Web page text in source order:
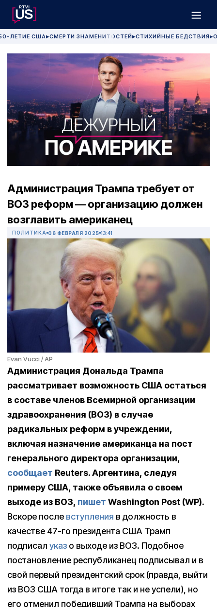
ЛЕТИЕ США▶СМЕРТИ ЗНАМЕНИТОСТЕЙ▶СТИХИЙНЫЕ БЕДСТВИЯ▶
Администрация Трампа требует от
ВОЗ реформ — организацию должен
возглавить американец
ПОЛИТИКА 06 ФЕВРАЛЯ 2025 13:41
Evan Vucci / AP
Администрация Дональда Трампа
рассматривает возможность США остаться
в составе членов Всемирной организации
здравоохранения (ВОЗ) в случае
радикальных реформ в учреждении,
включая назначение американца на пост
генерального директора организации,
сообщает Reuters. Аргентина, следуя
примеру США, также объявила о своем
выходе из ВОЗ, пишет Washington Post (WP).
Вскоре после вступления в должность в
качестве 47-го президента США Трамп
подписал указ о выходе из ВОЗ. Подобное
постановление республиканец подписывал и в
свой первый президентский срок (правда, выйти
из ВОЗ США тогда в итоге так и не успели), но
его отменил победивший Трампа на выборах